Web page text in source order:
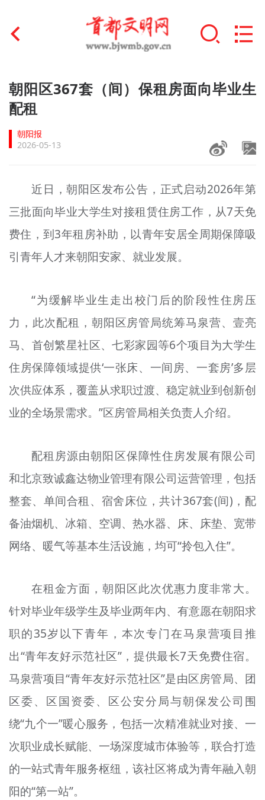
首页
文明创建
文明实践
未成年人思想道德建设
榜样人物
+
身边好人
北京宣传文化引导基金
宣传思想文化人才
专题
资料库
+
朝阳区367套（间）保租房面向毕业生
配租
朝阳报
2026-05-13
近日，朝阳区发布公告，正式启动2026年第
三批面向毕业大学生对接租赁住房工作，从7天免
费住，到3年租房补助，以青年安居全周期保障吸
引青年人才来朝阳安家、就业发展。
“为缓解毕业生走出校门后的阶段性住房压
力，此次配租，朝阳区房管局统筹马泉营、壹亮
马、首创繁星社区、七彩家园等6个项目为大学生
住房保障领域提供‘一张床、一间房、一套房’多层
次供应体系，覆盖从求职过渡、稳定就业到创新创
业的全场景需求。”区房管局相关负责人介绍。
配租房源由朝阳区保障性住房发展有限公司
和北京致诚鑫达物业管理有限公司运营管理，包括
整套、单间合租、宿舍床位，共计367套(间)，配
备油烟机、冰箱、空调、热水器、床、床垫、宽带
网络、暖气等基本生活设施，均可“拎包入住”。
在租金方面，朝阳区此次优惠力度非常大。
针对毕业年级学生及毕业两年内、有意愿在朝阳求
职的35岁以下青年，本次专门在马泉营项目推
出“青年友好示范社区”，提供最长7天免费住宿。
马泉营项目“青年友好示范社区”是由区房管局、团
区委、区国资委、区公安分局与朝保发公司围
绕“九个一”暖心服务，包括一次精准就业对接、一
次职业成长赋能、一场深度城市体验等，联合打造
的一站式青年服务枢纽，该社区将成为青年融入朝
阳的“第一站”。